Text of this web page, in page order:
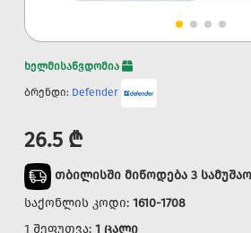
ხელმისაწვდომია
ბრენდი: Defender
26.5 ₾
თბილისში მიწოდება 3
საქონლის კოდი: 1610-1708
1 შეფუთვა: 1 ცალი